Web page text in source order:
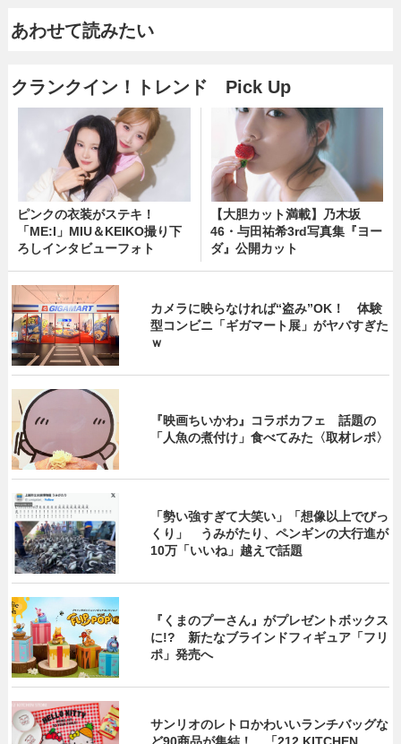
あわせて読みたい
クランクイン！トレンド Pick Up
ピンクの衣装がステキ！
「ME:I」MIU＆KEIKO撮り下
ろしインタビューフォト
【大胆カット満載】乃木坂
46・与田祐希3rd写真集『ヨー
ダ』公開カット
カメラに映らなければ“盗み”OK！ 体験
型コンビニ「ギガマート展」がヤバすぎた
ｗ
『映画ちいかわ』コラボカフェ 話題の
「人魚の煮付け」食べてみた〈取材レポ〉
「勢い強すぎて大笑い」「想像以上でびっ
くり」 うみがたり、ペンギンの大行進が
10万「いいね」越えで話題
『くまのプーさん』がプレゼントボックス
に!? 新たなブラインドフィギュア「フリ
ポ」発売へ
サンリオのレトロかわいいランチバッグな
ど90商品が集結！ 「212 KITCHEN